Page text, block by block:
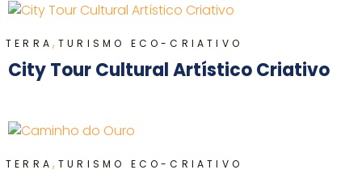
TERRA , TURISMO ECO-CRIATIVO
City Tour Cultural Artístico Criativo
TERRA , TURISMO ECO-CRIATIVO